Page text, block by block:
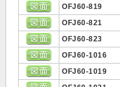
OFJ60-819
OFJ60-821
OFJ60-823
OFJ60-1016
OFJ60-1019